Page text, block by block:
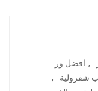
, افضل ور
شفرولية
,